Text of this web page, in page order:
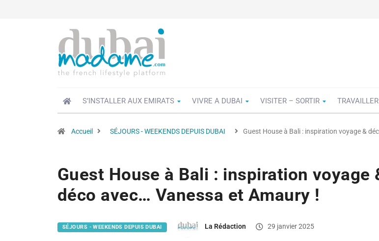
S’INSTALLER AUX EMIRATS VIVRE A DUBAI VISITER – SORTIR
Accueil SÉJOURS - WEEKENDS DEPUIS DUBAI Guest House à Bali : inspiration voyage &
Guest House à Bali : inspiration voyage
déco avec… Vanessa et Amaury !
SÉJOURS - WEEKENDS DEPUIS DUBAI La Rédaction 29 janvier 2025